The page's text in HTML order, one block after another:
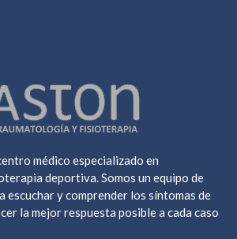
médico especializado en
deportiva. Somos un equipo de
escuchar y comprender los síntomas de
la mejor respuesta posible a cada caso